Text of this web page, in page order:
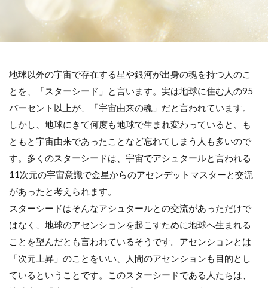
地球以外の宇宙で存在する星や銀河が出身の魂を持つ人のこ
とを、「スターシード」と言います。実は地球に住む人の95
パーセント以上が、「宇宙由来の魂」だと言われています。
しかし、地球にきて何度も地球で生まれ変わっていると、も
ともと宇宙由来であったことなど忘れてしまう人も多いので
す。多くのスターシードは、宇宙でアシュタールと言われる
11次元の宇宙意識で金星からのアセンデットマスターと交流
があったと考えられます。
スターシードはそんなアシュタールとの交流があっただけで
はなく、地球のアセンションを起こすために地球へ生まれる
ことを望んだとも言われているそうです。アセンションとは
「次元上昇」のことをいい、人間のアセンションも目的とし
ているということです。このスターシードである人たちは、